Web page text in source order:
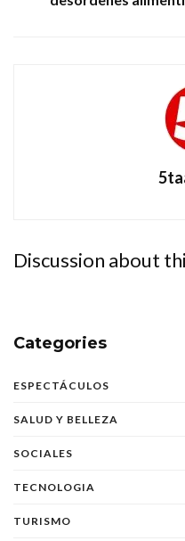
Discussion about
Categories
ESPECTÁCULOS
SALUD Y BELLEZA
SOCIALES
TECNOLOGIA
TURISMO